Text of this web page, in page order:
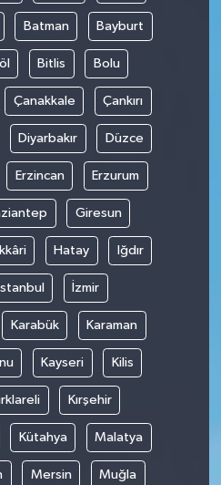
Batman Bayburt
Bitlis Bolu
Çanakkale Çankırı
Diyarbakır Düzce
Erzincan Erzurum
Giresun
Hatay Iğdır
İstanbul İzmir
Karabük Karaman
Kayseri Kilis
Kırşehir
Kütahya Malatya
Mersin Muğla